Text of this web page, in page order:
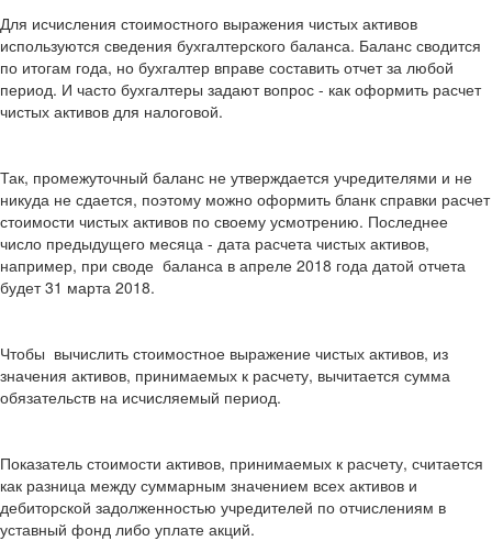
Для исчисления стоимостного выражения чистых активов
используются сведения бухгалтерского баланса. Баланс сводится
по итогам года, но бухгалтер вправе составить отчет за любой
период. И часто бухгалтеры задают вопрос - как оформить расчет
чистых активов для налоговой.
Так, промежуточный баланс не утверждается учредителями и не
никуда не сдается, поэтому можно оформить бланк справки расчет
стоимости чистых активов по своему усмотрению. Последнее
число предыдущего месяца - дата расчета чистых активов,
например, при своде баланса в апреле 2018 года датой отчета
будет 31 марта 2018.
Чтобы вычислить стоимостное выражение чистых активов, из
значения активов, принимаемых к расчету, вычитается сумма
обязательств на исчисляемый период.
Показатель стоимости активов, принимаемых к расчету, считается
как разница между суммарным значением всех активов и
дебиторской задолженностью учредителей по отчислениям в
уставный фонд либо уплате акций.